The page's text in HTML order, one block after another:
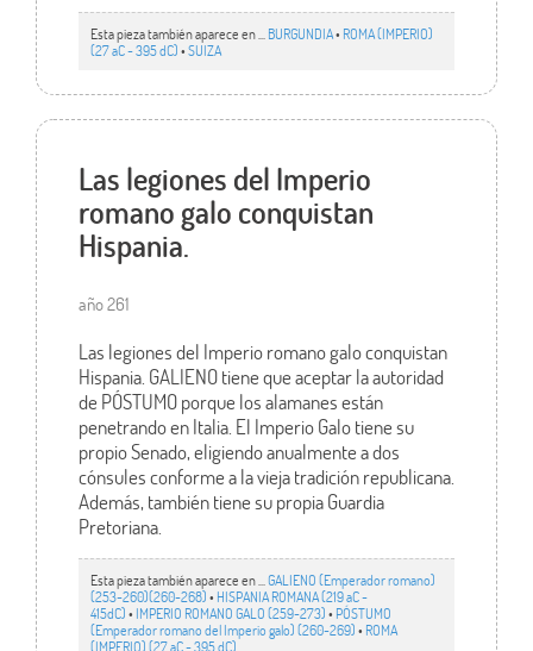
Esta pieza también aparece en ... BURGUNDIA• ROMA (IMPERIO)
(27 aC - 395 dC)•SUIZA
Las legiones del Imperio
romano galo conquistan
Hispania.
año 261
Las legiones del Imperio romano galo conquistan
Hispania. GALIENO tiene que aceptar la autoridad
de PÓSTUMO porque los alamanes están
penetrando en Italia. El Imperio Galo tiene su
propio Senado, eligiendo anualmente a dos
cónsules conforme a la vieja tradición republicana.
Además, también tiene su propia Guardia
Pretoriana.
Esta pieza también aparece en ... GALIENO (Emperador romano)
(253-260)(260-268)• HISPANIA ROMANA (219 aC -
415dC)• IMPERIO ROMANO GALO (259-273)• PÓSTUMO
(Emperador romano del Imperio galo) (260-269)• ROMA
(IMPERIO) (27 aC - 395 dC)